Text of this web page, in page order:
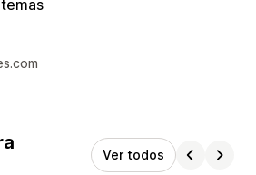
do designer
Ver todos